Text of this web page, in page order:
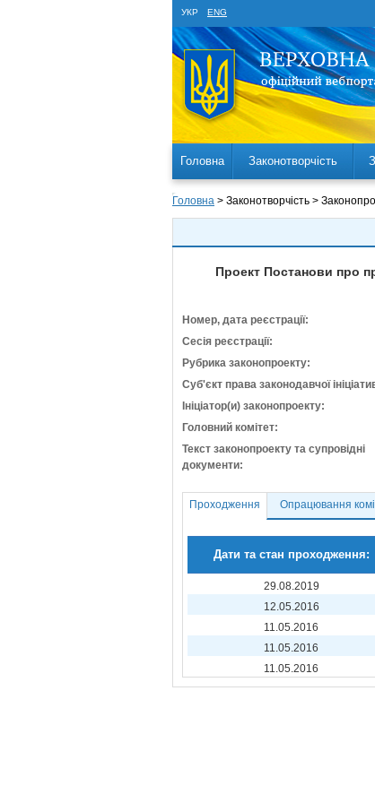
УКР ENG
Головна Законотворчість
Головна > Законотворчість >
Проект Постанови про
Номер, дата реєстрації:
Сесія реєстрації:
Рубрика законопроекту:
Суб'єкт права законодавчої
Ініціатор(и) законопроекту:
Головний комітет:
Текст законопроекту та супровідні
документи:
Проходження Опрацювання
Дати та стан проходження:
29.08.2019
12.05.2016
11.05.2016
11.05.2016
11.05.2016